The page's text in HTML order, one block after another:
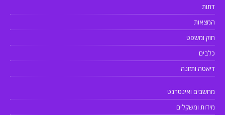
דתות
המצאות
חוק ומשפט
כלבים
דיאטה ותזונה
מחשבים ואינטרנט
מידות ומשקלים